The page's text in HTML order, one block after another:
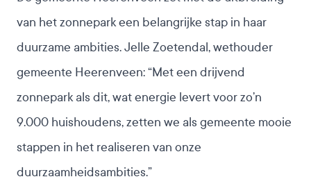
van het zonnepark een belangrijke stap in haar
duurzame ambities. Jelle Zoetendal, wethouder
gemeente Heerenveen: “Met een drijvend
zonnepark als dit, wat energie levert voor zo’n
9.000 huishoudens, zetten we als gemeente mooie
stappen in het realiseren van onze
duurzaamheidsambities.”